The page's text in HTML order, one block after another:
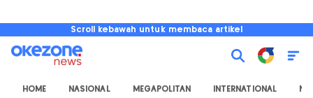
Scroll kebawah untuk membaca artikel
HOME NASIONAL MEGAPOLITAN INTERNATIONAL